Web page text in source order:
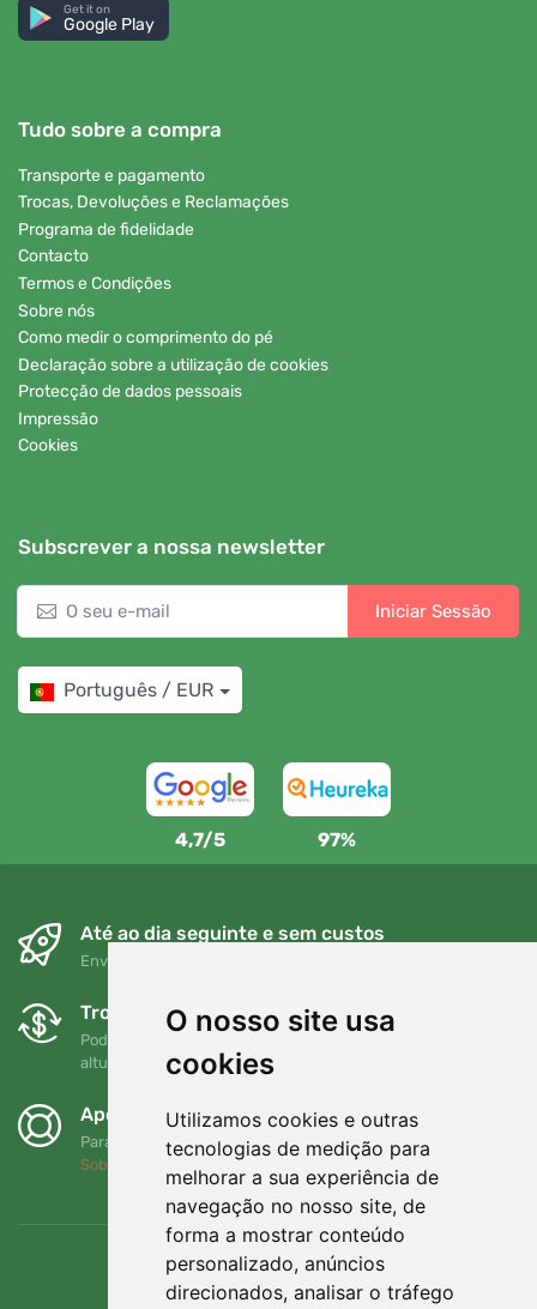
O nosso site usa
cookies
Utilizamos cookies e outras
tecnologias de medição para
melhorar a sua experiência de
navegação no nosso site, de
forma a mostrar conteúdo
personalizado, anúncios
direcionados, analisar o tráfego
Get it on
Google Play
Tudo sobre a compra
Transporte e pagamento
Trocas, Devoluções e Reclamações
Programa de fidelidade
Contacto
Termos e Condições
Sobre nós
Como medir o comprimento do pé
Declaração sobre a utilização de cookies
Protecção de dados pessoais
Impressão
Cookies
Subscrever a nossa newsletter
Iniciar Sessão
Português / EUR
4,7/5 97%
Até ao dia seguinte e sem custos
Envio gratuito para encomendas superiores a 80 EUR
Trocas e devoluções gratuitas
Pode devolver ou trocar a sua encomenda em qualquer
altura no prazo de 90 dias
Apoiamos a Trees.org
Para cada encomenda plantamos uma árvore! Leia mais
Sobre nós